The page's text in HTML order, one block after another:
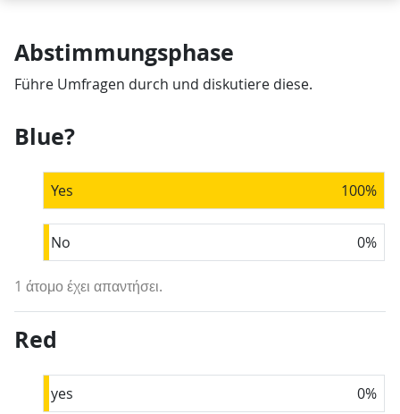
Abstimmungsphase
Führe Umfragen durch und diskutiere diese.
Blue?
100%
Yes
0%
No
1 άτομο έχει απαντήσει.
Red
0%
yes